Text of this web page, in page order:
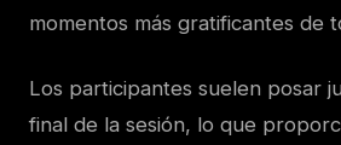
momentos más gratificantes de
Los participantes suelen posar
final de la sesión, lo que